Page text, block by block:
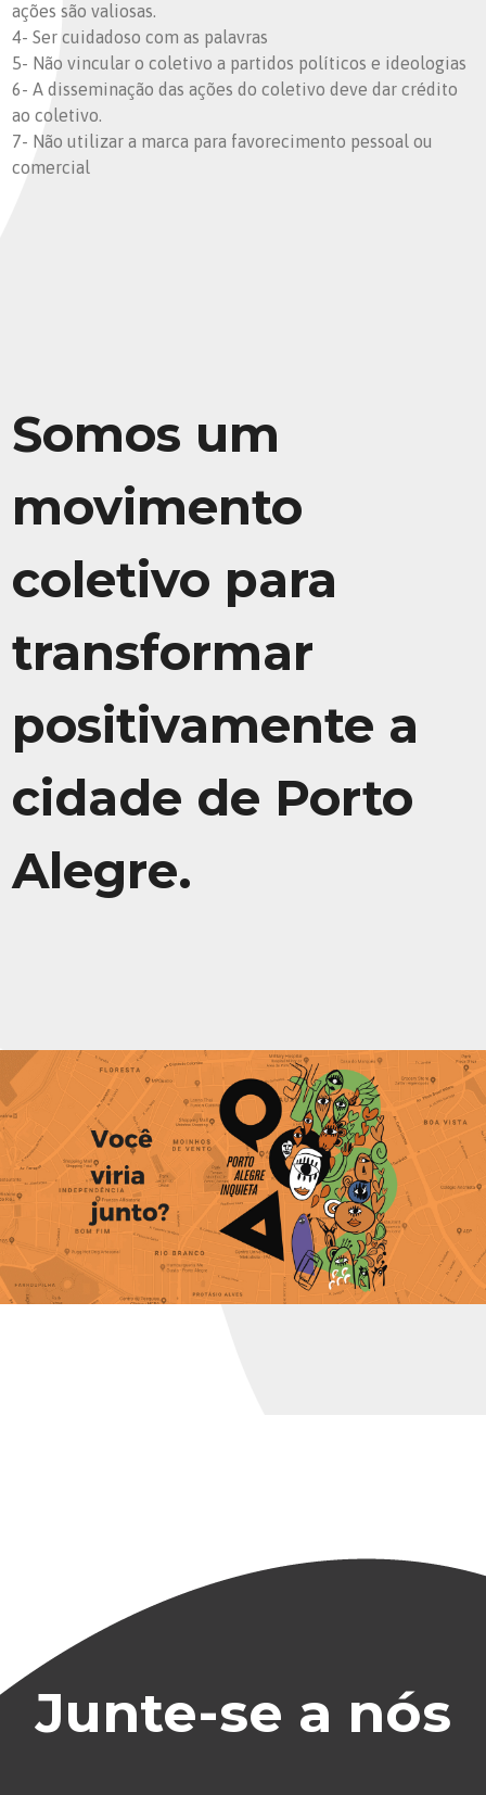
ações são valiosas.
4- Ser cuidadoso com as palavras
5- Não vincular o coletivo a partidos políticos e ideologias
6- A disseminação das ações do coletivo deve dar crédito
ao coletivo.
7- Não utilizar a marca para favorecimento pessoal ou
comercial
Somos um
movimento
coletivo para
transformar
positivamente a
cidade de Porto
Alegre.
Junte-se a nós